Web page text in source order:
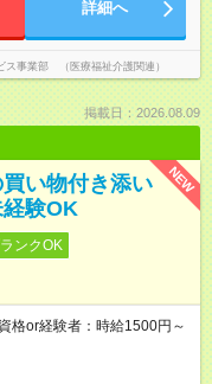
詳細へ
事業部 （医療福祉介護関連）
掲載日：2026.08.09
NEW
い物付き添い
験OK
ンクOK
or経験者：時給1500円～